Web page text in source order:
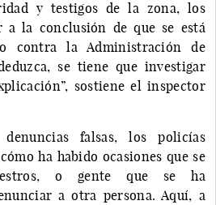
y testigos de la zona, los
a la conclusión de que se está
contra la Administración de
se tiene que investigar
sostiene el inspector
falsas, los policías
ha habido ocasiones que se
o gente que se ha
a otra persona. Aquí, a